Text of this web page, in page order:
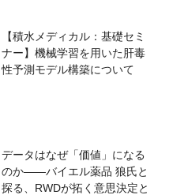
【積水メディカル：基礎セミ
ナー】機械学習を用いた肝毒
性予測モデル構築について
データはなぜ「価値」になる
のか——バイエル薬品 狼氏と
探る、RWDが拓く意思決定と